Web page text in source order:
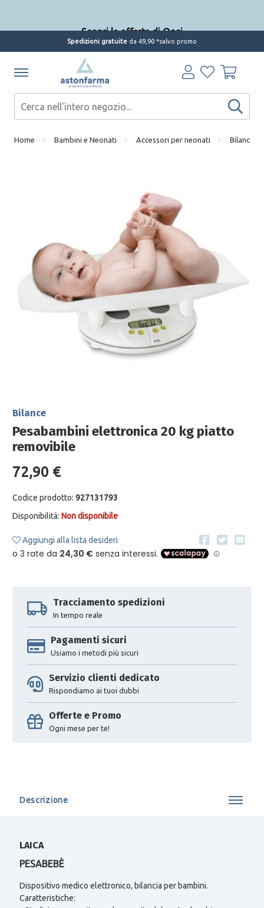
Spedizioni gratuite da 49,90 *salvo promo
Home Bambini e Neonati Accessori per neonati Bilance
Bilance
Pesabambini elettronica 20 kg piatto
removibile
72,90 €
Codice prodotto: 927131793
Disponibilità: Non disponibile
Aggiungi alla lista desideri
Tracciamento spedizioni
In tempo reale
Pagamenti sicuri
Usiamo i metodi più sicuri
Servizio clienti dedicato
Rispondiamo ai tuoi dubbi
Offerte e Promo
Ogni mese per te!
Descrizione
LAICA
PESABEBÈ
Dispositivo medico elettronico, bilancia per bambini.
Caratteristiche: